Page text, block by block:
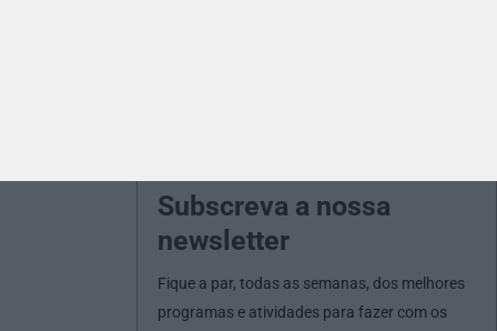
Subscreva a nossa
newsletter
Fique a par, todas as semanas, dos melhores
programas e atividades para fazer com os